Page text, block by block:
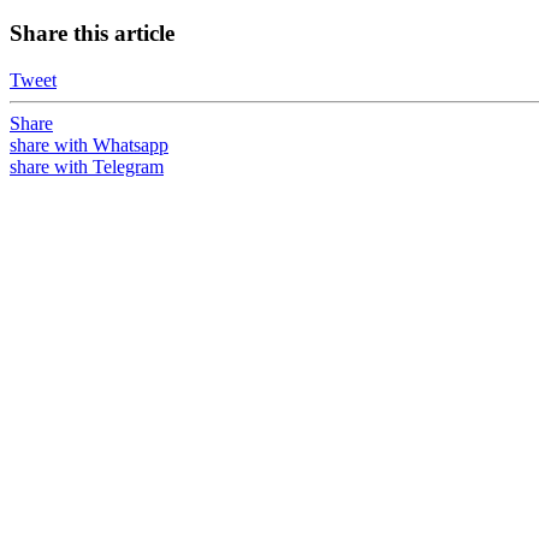
Share this article
Tweet
Share
share with Whatsapp
share with Telegram